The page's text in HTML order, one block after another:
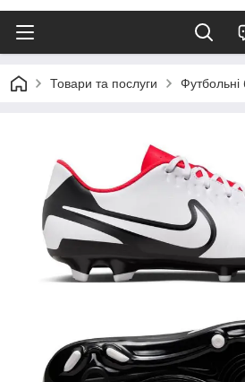
Товари та послуги Футбольні